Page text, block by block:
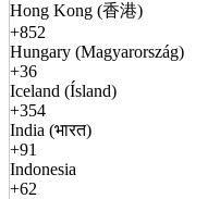
Hong Kong (香港)
+852
Hungary (Magyarország)
+36
Iceland (Ísland)
+354
India (भारत)
+91
Indonesia
+62